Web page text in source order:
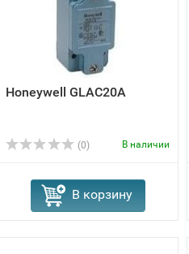
Honeywell GLAC20A
(0) В наличии
В корзину